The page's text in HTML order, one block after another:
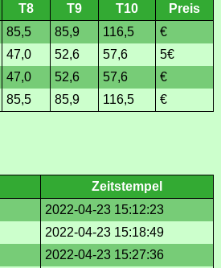
T8 T9 T10
Preis
85,5 85,9 116,5
€
47,0 52,6 57,6
5€
47,0 52,6 57,6
€
85,5 85,9 116,5 €
Zeitstempel
2022-04-23 15:12:23
2022-04-23 15:18:49
2022-04-23 15:27:36